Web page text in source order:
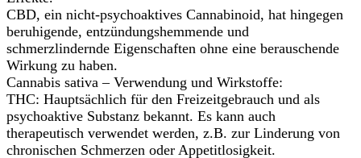
CBD, ein nicht-psychoaktives Cannabinoid, hat hingegen
beruhigende, entzündungshemmende und
schmerzlindernde Eigenschaften ohne eine berauschende
Wirkung zu haben.
Cannabis sativa – Verwendung und Wirkstoffe:
THC: Hauptsächlich für den Freizeitgebrauch und als
psychoaktive Substanz bekannt. Es kann auch
therapeutisch verwendet werden, z.B. zur Linderung von
chronischen Schmerzen oder Appetitlosigkeit.